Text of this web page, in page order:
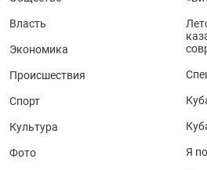
Власть
Экономика
Происшествия
Спорт
Культура
Фото Я